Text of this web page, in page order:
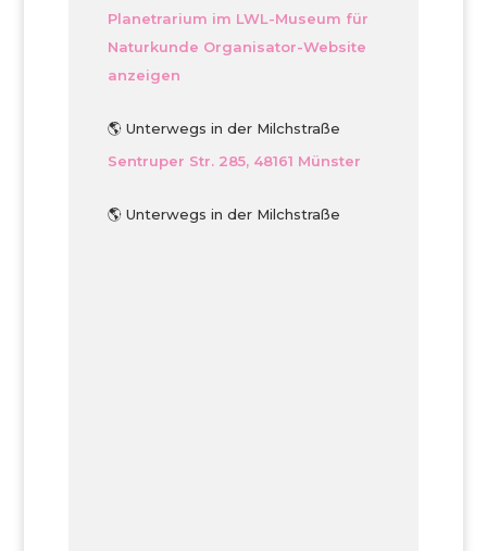
Planetrarium im LWL-Museum für
Naturkunde Organisator-Website
anzeigen
🌎 Unterwegs in der Milchstraße
Sentruper Str. 285, 48161 Münster
🌎 Unterwegs in der Milchstraße